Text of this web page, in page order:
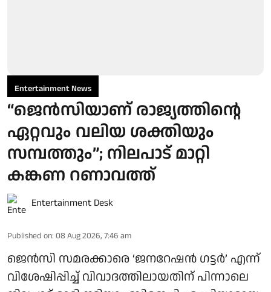
Entertainment News
“ജെന്‍സിയാണ് രാജ്യത്തിന്റെ
ഏറ്റവും വലിയ ശക്തിയും
സമ്പത്തും”; നിലപാട് മാറ്റി
കങ്കണ റണാവത്ത്
Entertainment Desk
Published on: 08 Aug 2026, 7:46 am
ജെൻസി സമരക്കാരെ ‘ജനറേഷൻ ഗട്ടർ’ എന്ന്
വിശേഷിപ്പിച്ച് വിവാദത്തിലായതിന് പിന്നാലെ